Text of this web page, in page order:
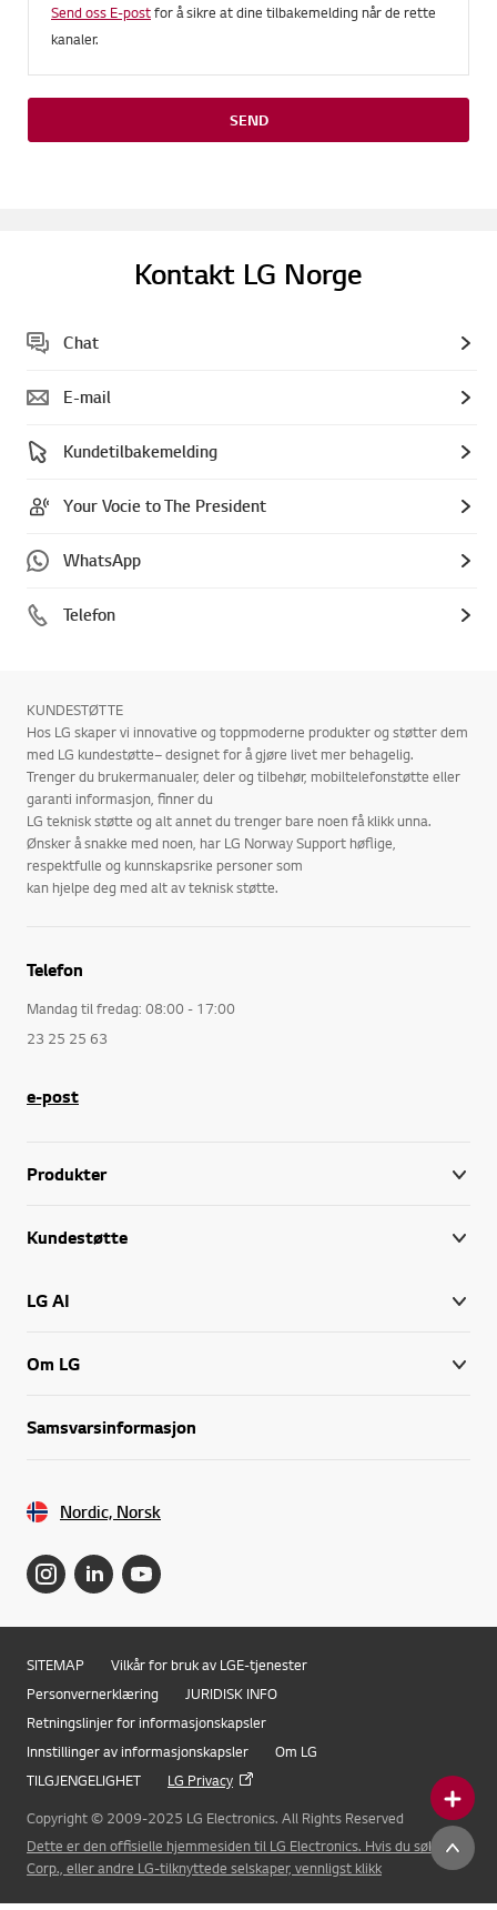
Send oss E-postfor å sikre at dine tilbakemelding når de rette
kanaler.
SEND
Kontakt LG Norge
Chat
E-mail
Kundetilbakemelding
Your Vocie to The President
WhatsApp
Telefon
Online Chat
KUNDESTØTTE
Hos LG skaper vi innovative og toppmoderne produkter og støtter dem
med LG kundestøtte– designet for å gjøre livet mer behagelig.
Trenger du brukermanualer, deler og tilbehør, mobiltelefonstøtte eller
garanti informasjon, finner du
LG teknisk støtte og alt annet du trenger bare noen få klikk unna.
Ønsker å snakke med noen, har LG Norway Support høflige,
respektfulle og kunnskapsrike personer som
kan hjelpe deg med alt av teknisk støtte.
Telefon
Mandag til fredag: 08:00 - 17:00
23 25 25 63
e-post
Produkter
Kundestøtte
LG AI
Om LG
Samsvarsinformasjon
Nordic, Norsk
SITEMAP
Vilkår for bruk av LGE-tjenester
Personvernerklæring
JURIDISK INFO
Retningslinjer for informasjonskapsler
Innstillinger av informasjonskapsler
Om LG
TILGJENGELIGHET
LG Privacy
Copyright © 2009-2025 LG Electronics. All Rights Reserved
Dette er den offisielle hjemmesiden til LG Electronics. Hvis du søker LG
Corp., eller andre LG-tilknyttede selskaper, vennligst klikk